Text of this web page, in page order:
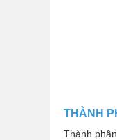
THÀNH
Thành